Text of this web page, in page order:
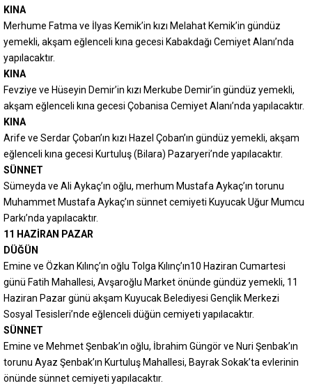
KINA
Merhume Fatma ve İlyas Kemik’in kızı Melahat Kemik’in gündüz
yemekli, akşam eğlenceli kına gecesi Kabakdağı Cemiyet Alanı’nda
yapılacaktır.
KINA
Fevziye ve Hüseyin Demir’in kızı Merkube Demir’in gündüz yemekli,
akşam eğlenceli kına gecesi Çobanisa Cemiyet Alanı’nda yapılacaktır.
KINA
Arife ve Serdar Çoban’ın kızı Hazel Çoban’ın gündüz yemekli, akşam
eğlenceli kına gecesi Kurtuluş (Bilara) Pazaryeri’nde yapılacaktır.
SÜNNET
Sümeyda ve Ali Aykaç’ın oğlu, merhum Mustafa Aykaç’ın torunu
Muhammet Mustafa Aykaç’ın sünnet cemiyeti Kuyucak Uğur Mumcu
Parkı’nda yapılacaktır.
11 HAZİRAN PAZAR
DÜĞÜN
Emine ve Özkan Kılınç’ın oğlu Tolga Kılınç’ın10 Haziran Cumartesi
günü Fatih Mahallesi, Avşaroğlu Market önünde gündüz yemekli, 11
Haziran Pazar günü akşam Kuyucak Belediyesi Gençlik Merkezi
Sosyal Tesisleri’nde eğlenceli düğün cemiyeti yapılacaktır.
SÜNNET
Emine ve Mehmet Şenbak’ın oğlu, İbrahim Güngör ve Nuri Şenbak’ın
torunu Ayaz Şenbak’ın Kurtuluş Mahallesi, Bayrak Sokak’ta evlerinin
önünde sünnet cemiyeti yapılacaktır.